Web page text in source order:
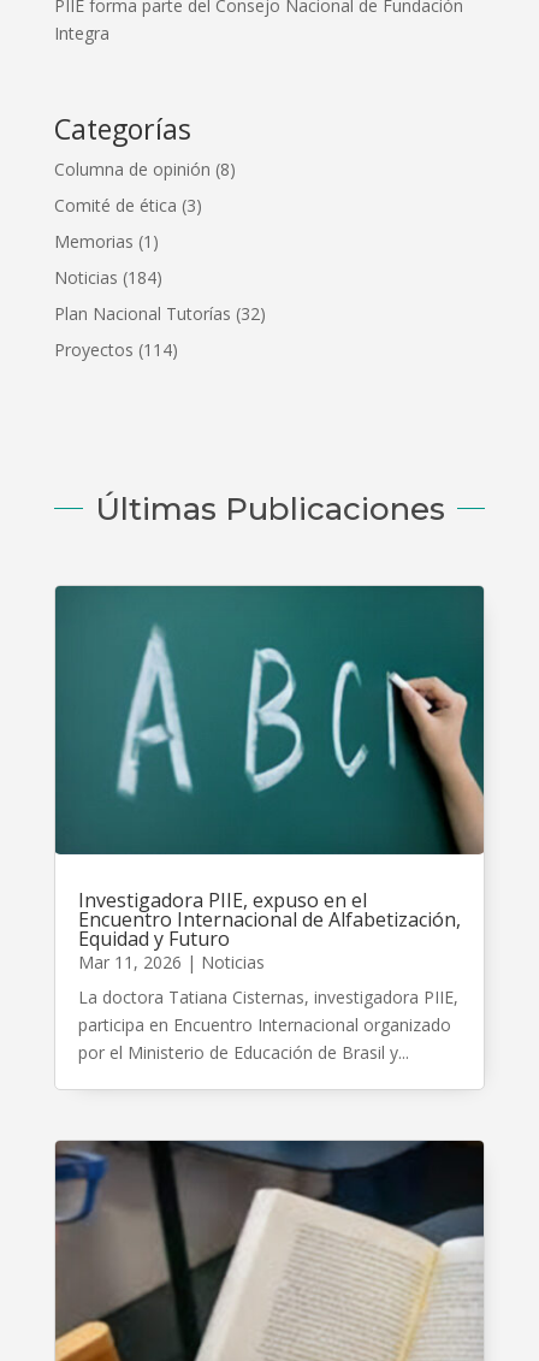
PIIE forma parte del Consejo Nacional de Fundación
Integra
Categorías
Columna de opinión (8)
Comité de ética (3)
Memorias (1)
Noticias (184)
Plan Nacional Tutorías (32)
Proyectos (114)
Últimas Publicaciones
Investigadora PIIE, expuso en el
Encuentro Internacional de Alfabetización,
Equidad y Futuro
Mar 11, 2026 | Noticias
La doctora Tatiana Cisternas, investigadora PIIE,
participa en Encuentro Internacional organizado
por el Ministerio de Educación de Brasil y...